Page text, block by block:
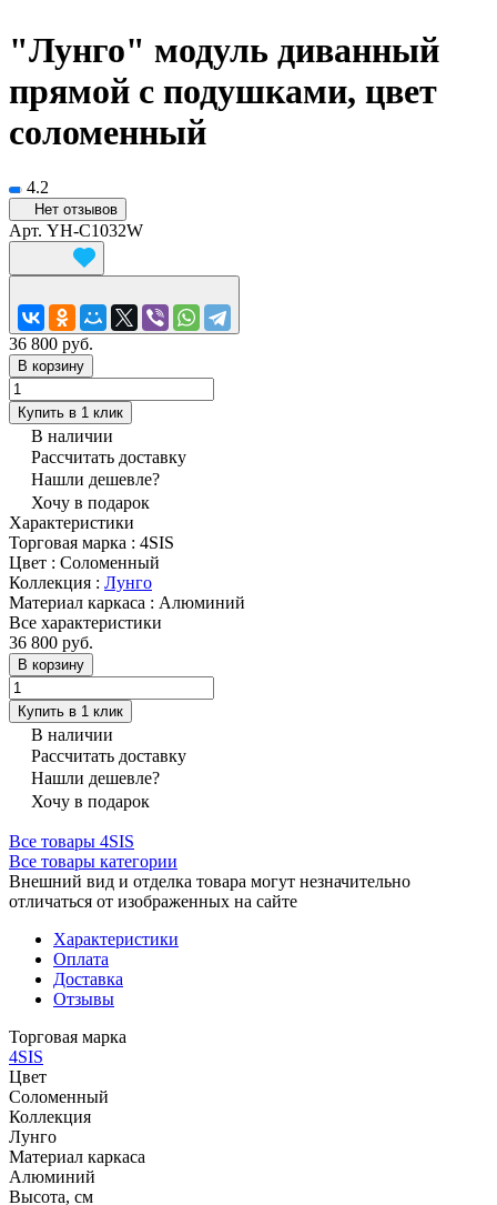
"Лунго" модуль диванный
прямой с подушками, цвет
соломенный
4.2
Нет отзывов
Арт. YH-C1032W
36 800 руб.
В корзину
Купить в 1 клик
В наличии
Рассчитать доставку
Нашли дешевле?
Хочу в подарок
Характеристики
Торговая марка : 4SIS
Цвет : Соломенный
Коллекция : Лунго
Материал каркаса : Алюминий
Все характеристики
36 800 руб.
В корзину
Купить в 1 клик
В наличии
Рассчитать доставку
Нашли дешевле?
Хочу в подарок
Все товары 4SIS
Все товары категории
Внешний вид и отделка товара могут незначительно
отличаться от изображенных на сайте
Характеристики
Оплата
Доставка
Отзывы
Торговая марка
4SIS
Цвет
Соломенный
Коллекция
Лунго
Материал каркаса
Алюминий
Высота, см